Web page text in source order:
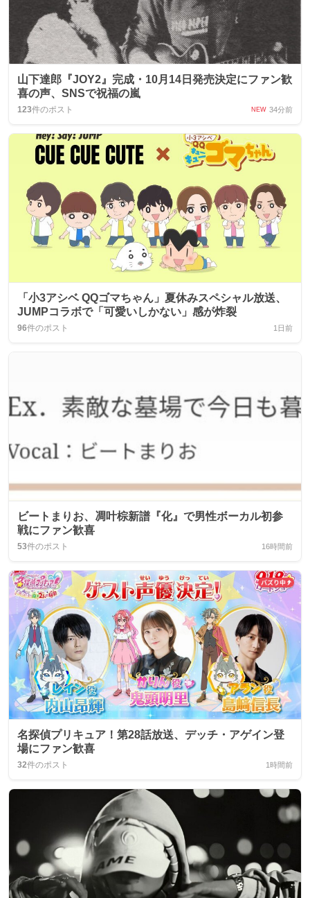
山下達郎『JOY2』完成・10月14日発売決定にファン歓
喜の声、SNSで祝福の嵐
123件のポスト NEW 34分前
「小3アシベ QQゴマちゃん」夏休みスペシャル放送、
JUMPコラボで「可愛いしかない」感が炸裂
96件のポスト 1日前
ビートまりお、凋叶棕新譜『化』で男性ボーカル初参
戦にファン歓喜
53件のポスト 16時間前
名探偵プリキュア！第28話放送、デッチ・アゲイン登
場にファン歓喜
32件のポスト 1時間前